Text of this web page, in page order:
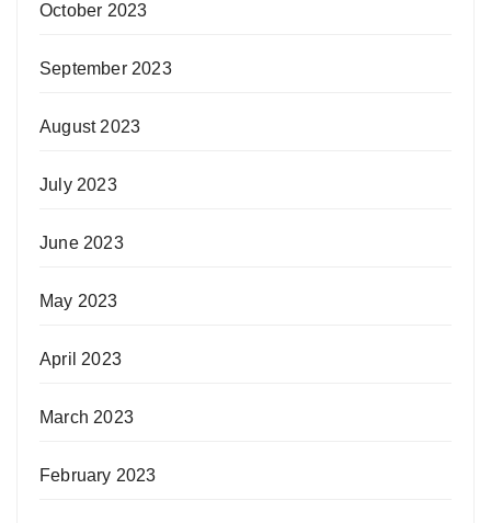
October 2023
September 2023
August 2023
July 2023
June 2023
May 2023
April 2023
March 2023
February 2023